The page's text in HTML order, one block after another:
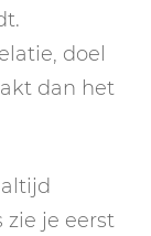
doel
dan het
je eerst